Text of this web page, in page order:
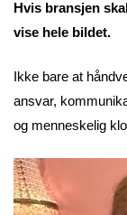
Hvis bransjen
vise hele bildet.
Ikke bare at
ansvar,
og menneskelig